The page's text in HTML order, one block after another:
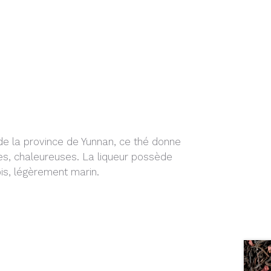
la province de Yunnan, ce thé donne
chaleureuses. La liqueur possède
légèrement marin.